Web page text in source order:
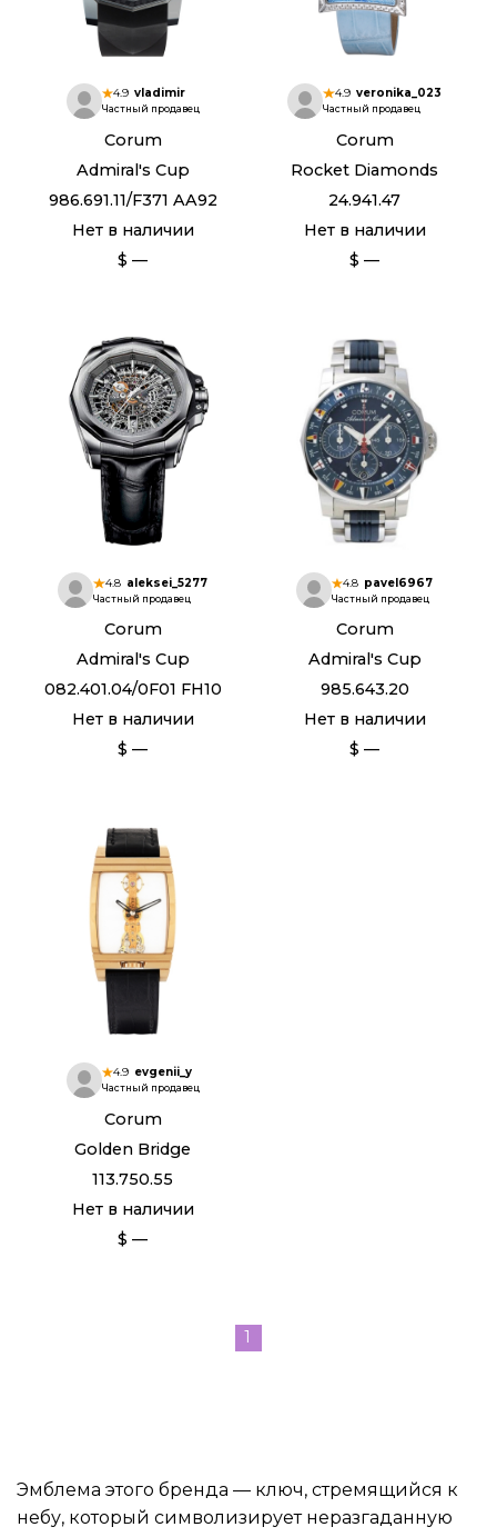
4.9 vladimir
Частный продавец
Corum
Admiral's Cup
986.691.11/F371 AA92
Нет в наличии
$ —
4.9 veronika_023
Частный продавец
Corum
Rocket Diamonds
24.941.47
Нет в наличии
$ —
4.8 aleksei_5277
Частный продавец
Corum
Admiral's Cup
082.401.04/0F01 FH10
Нет в наличии
$ —
4.8 pavel6967
Частный продавец
Corum
Admiral's Cup
985.643.20
Нет в наличии
$ —
4.9 evgenii_y
Частный продавец
Corum
Golden Bridge
113.750.55
Нет в наличии
$ —
1
Эмблема этого бренда — ключ, стремящийся к
небу, который символизирует неразгаданную